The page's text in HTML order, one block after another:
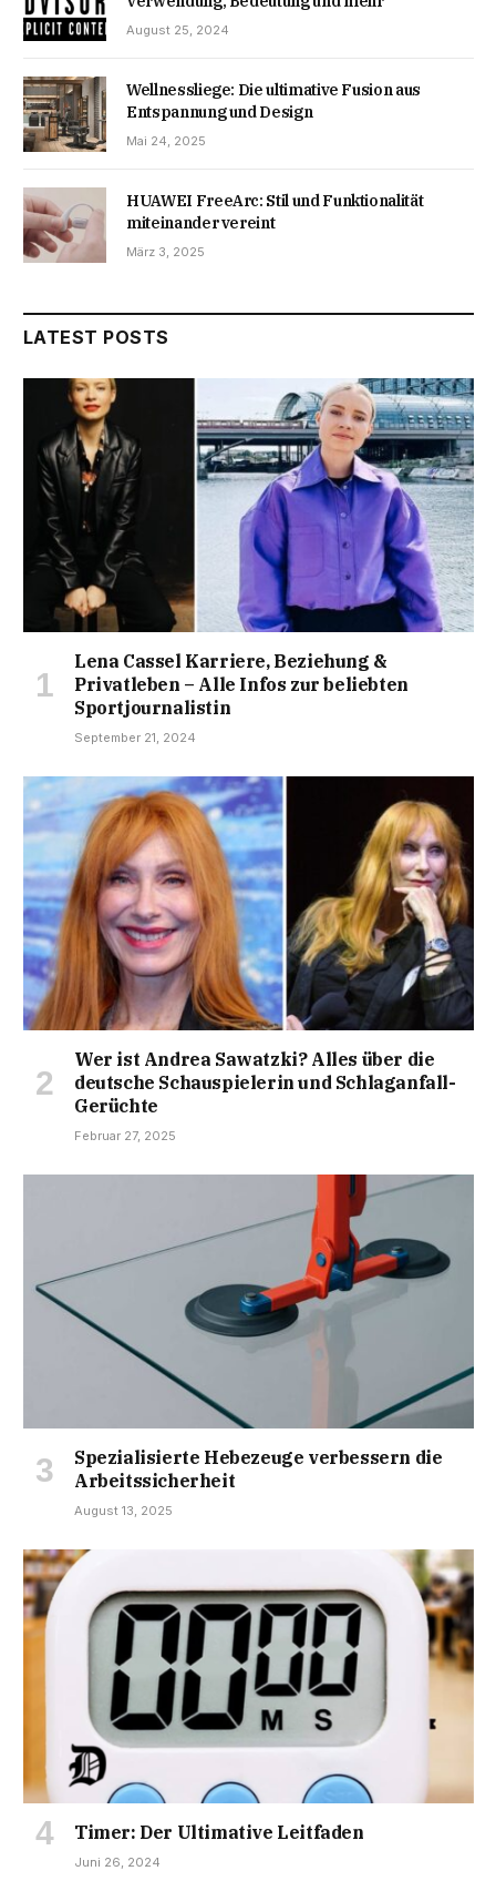
August 25, 2024
Wellnessliege: Die ultimative Fusion aus
Entspannung und Design
Mai 24, 2025
HUAWEI FreeArc: Stil und Funktionalität
miteinander vereint
März 3, 2025
LATEST POSTS
Lena Cassel Karriere, Beziehung &
Privatleben – Alle Infos zur beliebten
Sportjournalistin
September 21, 2024
Wer ist Andrea Sawatzki? Alles über die
deutsche Schauspielerin und Schlaganfall-
Gerüchte
Februar 27, 2025
Spezialisierte Hebezeuge verbessern die
Arbeitssicherheit
August 13, 2025
Timer: Der Ultimative Leitfaden
Juni 26, 2024